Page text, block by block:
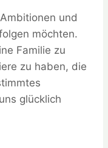
und
möchten.
Familie zu
zu haben, die
glücklich